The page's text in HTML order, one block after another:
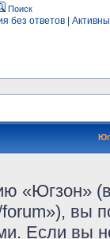
Поиск
без ответов
«Югзон»
вы
Если вы